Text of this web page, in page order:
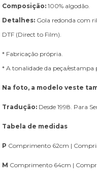
Composição: 100% algodão.
Detalhes: Gola redonda com
DTF (Direct to Film).
* Fabricação própria.
* A tonalidade da peça/
Na foto, a modelo veste
Tradução: Desde 1998. Para
Tabela de medidas
P Comprimento 62cm |
M Comprimento 64cm |